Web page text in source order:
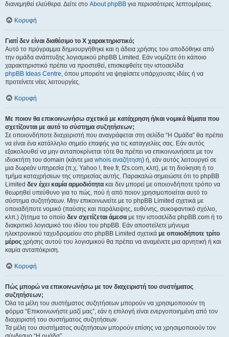
διανεμηθεί ελεύθερα. Δείτε στο About phpBB για περισσότερες λεπτομέρειες.
Κορυφή
Γιατί δεν είναι διαθέσιμο το Χ χαρακτηριστικό;
Αυτό το πρόγραμμα δημιουργήθηκε και η άδεια χρήσης του αποδόθηκε από
την ομάδα ανάπτυξης λογισμικού phpBB Limited. Εάν νομίζετε ότι κάποιο
χαρακτηριστικό πρέπει να προστεθεί, επισκεφθείτε την ιστοσελίδα
phpBB Ideas Centre, όπου μπορείτε να ψηφίσετε υπάρχουσες ιδέες ή να
προτείνετε νέες λειτουργίες.
Κορυφή
Με ποιον θα επικοινωνήσω σχετικά με κατάχρηση ή/και νομικά θέματα που
σχετίζονται με αυτό το σύστημα συζητήσεων;
Σε οποιονδήποτε διαχειριστή που αναγράφεται στη σελίδα “Η Ομάδα” θα πρέπει
να είναι ένα κατάλληλο σημείο επαφής για τις καταγγελίες σας. Εάν αυτός
εξακολουθεί να μην ανταποκρίνεται τότε θα πρέπει να επικοινωνήσετε με τον
ιδιοκτήτη του domain (κάντε μια whois αναζήτηση) ή, εάν αυτός λειτουργεί σε
μια δωρεάν υπηρεσία (π.χ. Yahoo !, free.fr, f2s.com, κλπ), με τη διοίκηση ή το
τμήμα καταχρήσεων της υπηρεσίας αυτής. Παρακαλώ σημειώστε ότι το phpBB
Limited δεν έχει καμία αρμοδιότητα και δεν μπορεί με οποιονδήποτε τρόπο να
θεωρηθεί υπεύθυνο για το πώς, πού ή από ποιον χρησιμοποιείται αυτό το
σύστημα συζητήσεων. Μην επικοινωνείτε με το phpBB Limited σχετικά με
οποιαδήποτε νομικό (παύσης και παράλειψης, ευθύνης, συκοφαντικό σχόλιο,
κλπ.) ζήτημα το οποίο δεν σχετίζεται άμεσα με την ιστοσελίδα phpBB.com ή το
διακριτικό λογισμικό του ιδίου του phpBB. Εάν αποστείλετε μήνυμα
ηλεκτρονικού ταχυδρομείου στο phpBB Limited σχετικά με οποιοδήποτε τρίτο
μέρος χρήσης αυτού του λογισμικού θα πρέπει να αναμένετε μια αρνητική ή και
καμία ανταπόκριση.
Κορυφή
Πώς μπορώ να επικοινωνήσω με τον διαχειριστή του συστήματος
συζητήσεων;
Όλα τα μέλη του συστήματος συζητήσεων μπορούν να χρησιμοποιούν τη
φόρμα “Επικοινωνήστε μαζί μας”, εάν η επιλογή είναι ενεργοποιημένη από τον
διαχειριστή του συστήματος συζητήσεων.
Τα μέλη του συστήματος συζητήσεων μπορούν επίσης να χρησιμοποιούν τον